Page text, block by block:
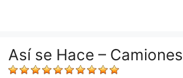
Así se Hace – Camiones